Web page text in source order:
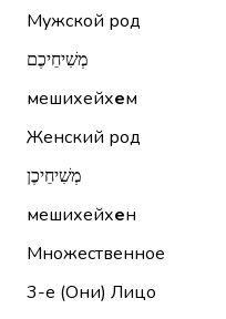
Мужской род
מְשִׁיחֵיכֶם
мешихейхем
Женский род
מְשִׁיחֵיכֶן
мешихейхен
Множественное
3-е (Они) Лицо